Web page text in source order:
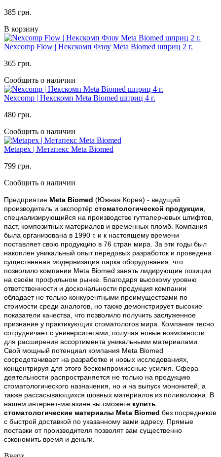
385 грн.
В корзину
Nexcomp Flow | Некскомп Флоу Meta Biomed шприц 2 г.
365 грн.
Сообщить о наличии
Nexcomp | Некскомп Meta Biomed шприц 4 г.
480 грн.
Сообщить о наличии
Metapex | Метапекс Meta Biomed
799 грн.
Сообщить о наличии
Предприятие Meta Biomed (Южная Корея) - ведущий
производитель и экспортёр стоматологической продукции
специализирующийся на производстве гуттаперчевых штифтов,
паст, композитных материалов и временных пломб. Компания
была организована в 1990 г. и к настоящему времени
поставляет свою продукцию в 76 стран мира. За эти годы был
накоплен уникальный опыт передовых разработок и проведена
существенная модернизация парка оборудования, что
позволило компании Meta Biomed занять лидирующие позиции
на своём профильном рынке. Благодаря высокому уровню
ответственности и доскональности продукция компании
обладает не только конкурентными преимуществами по
стоимости среди аналогов, но также демонстрирует высокие
показатели качества, что позволило получить заслуженное
признание у практикующих стоматологов мира. Компания тесно
сотрудничает с университетами, получая новые возможности
для расширения ассортимента уникальными материалами.
Свой мощный потенциал компания Meta Biomed
сосредотачивает на разработке и новых исследованиях,
концентрируя для этого бескомпромиссные усилия. Сфера
деятельности распространяется не только на продукцию
стоматологического назначения, но и на выпуск мононитей, а
также рассасывающихся шовных материалов из поливолокна. В
нашем интернет-магазине вы сможете купить
стоматологические материалы Meta Biomed без посредников
с быстрой доставкой по указанному вами адресу. Прямые
поставки от производителя позволят вам существенно
сэкономить время и деньги.